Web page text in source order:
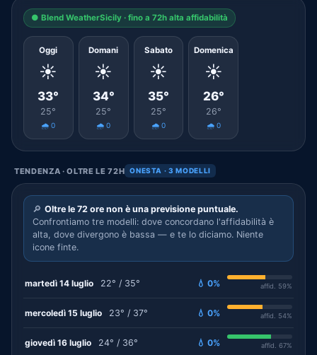
● Blend WeatherSicily · fino a 72h alta affidabilità
Oggi
☀️
33°
25°
🌧️ 0
Domani
☀️
34°
25°
🌧️ 0
Sabato
☀️
35°
25°
🌧️ 0
Domenica
☀️
26°
26°
🌧️ 0
TENDENZA · OLTRE LE 72H ONESTA · 3 MODELLI
🔎 Oltre le 72 ore non è una previsione puntuale.
Confrontiamo tre modelli: dove concordano l'affidabilità è
alta, dove divergono è bassa — e te lo diciamo. Niente
icone finte.
martedì 14 luglio 22° / 35° 💧 0% affid. 59%
mercoledì 15 luglio 23° / 37° 💧 0% affid. 54%
giovedì 16 luglio 24° / 36° 💧 0% affid. 67%